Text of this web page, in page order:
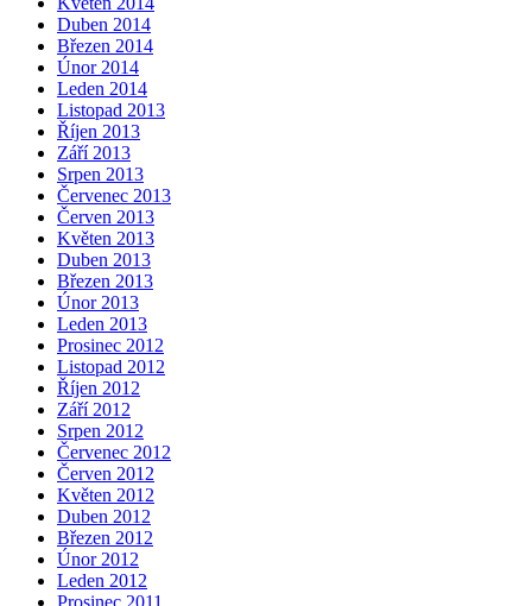
Duben 2014
Březen 2014
Únor 2014
Leden 2014
Listopad 2013
Říjen 2013
Září 2013
Srpen 2013
Červenec 2013
Červen 2013
Květen 2013
Duben 2013
Březen 2013
Únor 2013
Leden 2013
Prosinec 2012
Listopad 2012
Říjen 2012
Září 2012
Srpen 2012
Červenec 2012
Červen 2012
Květen 2012
Duben 2012
Březen 2012
Únor 2012
Leden 2012